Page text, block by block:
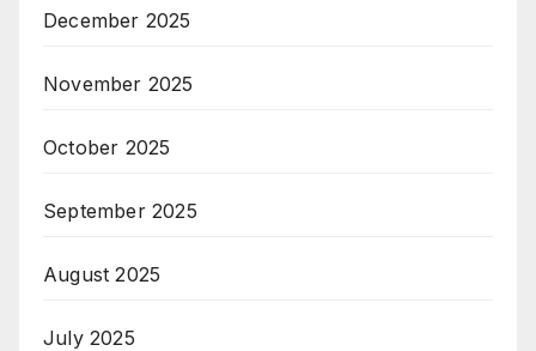
December 2025
November 2025
October 2025
September 2025
August 2025
July 2025